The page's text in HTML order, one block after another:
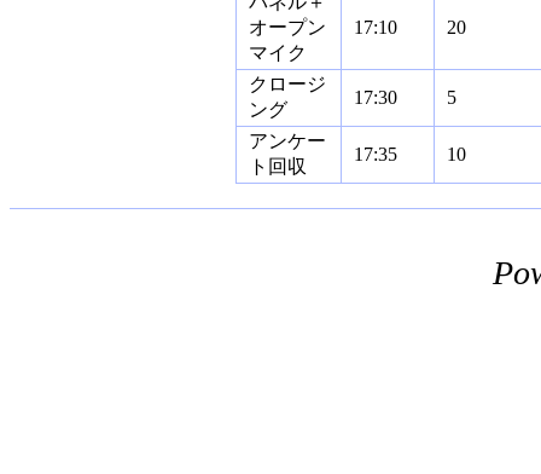
オープン
マイク
17:10 20
クロージ
ング
17:30 5
アンケー
ト回収
17:35 10